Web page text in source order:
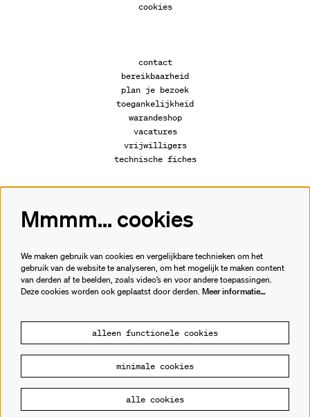
cookies
contact
bereikbaarheid
plan je bezoek
toegankelijkheid
warandeshop
vacatures
vrijwilligers
technische fiches
Volg ons
Meld je aan voor de nieuwsbrief.
© Cultuurhuis de Warande
Powered byCultureSuite
Mmmm... cookies
We maken gebruik van cookies en vergelijkbare technieken om het
gebruik van de website te analyseren, om het mogelijk te maken content
van derden af te beelden, zoals video’s en voor andere toepassingen.
Deze cookies worden ook geplaatst door derden. Meer informatie…
alleen functionele cookies
minimale cookies
alle cookies